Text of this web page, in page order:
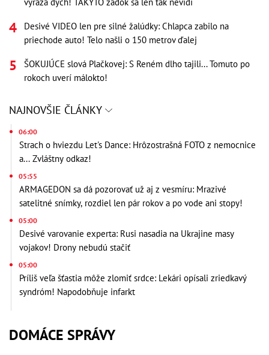
Desivé VIDEO len pre silné žalúdky: Chlapca zabilo na
priechode auto! Telo našli o 150 metrov ďalej
ŠOKUJÚCE slová Plačkovej: S Reném dlho tajili... Tomuto po
rokoch uverí málokto!
NAJNOVŠIE ČLÁNKY
06:00
Strach o hviezdu Let's Dance: Hrôzostrašná FOTO z nemocnice
a... Zvláštny odkaz!
05:55
ARMAGEDON sa dá pozorovať už aj z vesmíru: Mrazivé
satelitné snímky, rozdiel len pár rokov a po vode ani stopy!
05:00
Desivé varovanie experta: Rusi nasadia na Ukrajine masy
vojakov! Drony nebudú stačiť
05:00
Príliš veľa šťastia môže zlomiť srdce: Lekári opísali zriedkavý
syndróm! Napodobňuje infarkt
DOMÁCE SPRÁVY